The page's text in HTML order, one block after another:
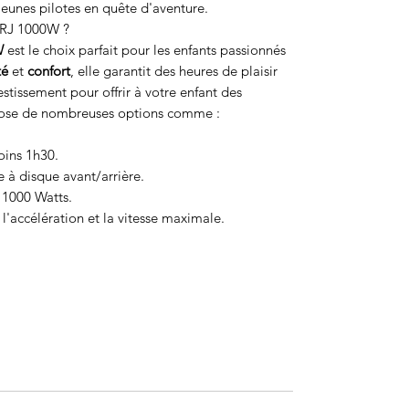
pilotes en quête d'aventure.
1000W ?
est le choix parfait pour les enfants passionnés
et confort, elle garantit des heures de plaisir
pour offrir à votre enfant des
de nombreuses options comme :
1h30.
à disque avant/arrière.
Watts.
et la vitesse maximale.